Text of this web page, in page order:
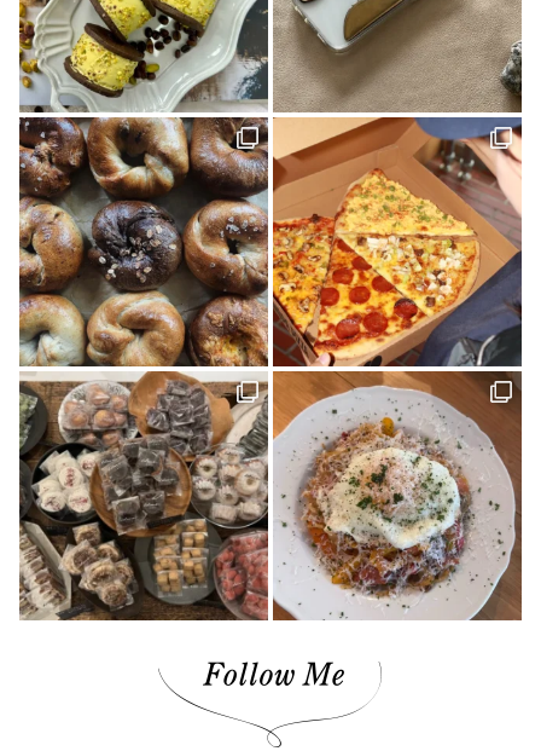
スケジュール帳(1)
Sugomoru. 白石建設工業株式会社(1)
コラボ商品(2)
平岡 宏幸さん(1)
シンガーソングライター(1)
しまなみを巡るたび(2)
ケンブン(16)
大喫茶展(1) 外国人(1) SNAP(1)
松山(2)
ナガオカケンメイ(1)
きみとバンド(1) 花菖蒲(1) イベント(27)
手帳(1)
新日本建設 株式会社(1)
カリーゴッドスパイス(2)
母の日(1)
ちゃんゆ胃(1)
今治(2) マルシャ(6) 愛媛イベント(2)
ランチ(3)
マチボン高知(1)
Story of cheesecake.(1) マリメッコ(1)
介護(2)
西予(1)
山の学び舎 古岩屋(1) KURASU(1)
ジビエ料理(1)
スパイス探訪(2)
ギフト(3)
タグを削除: YODOSENサポーター YODOSENサポーター(1)
ほわいとファーム(4)
マルシェ(9) 隠れ家カフェ(1)
MACCHI(1)
愛媛のイイモノを探しに！(2)
石本藤雄(1) 愛媛県(1)
ヒロ建設工業(4)
岡村島(3)
民藝(3) アーキテクト工房 Pure(2)
素敵な暮らしを訪ねて(1)
プレゼント(1)
予土線(1) アイス(1) VOL.09(2)
パン屋(2)
mayudama(1)
大洲市(1) 砥部焼(2)
愛媛社会福祉協議会(1)
愛媛デザイナーズハウス(9)
今治市(3) 観光(4) 先進医療(1)
VOL.06(1)
本(7)
予土線駅前マルシェ(1) アイスクリーム(1) 80年代(2)
第二弾(2)
おそとごはん(1)
大街道(1) forkids(1)
福祉(1)
技と心でつくるみかんジュース(1)
愛媛さくらひめシリーズ(1)
歴史(2)
cocochi 藤岡萬建設(1)
内原 由季さん(1) 本の轍(7)
佐田岬半島(1)
スイーツ(4)
昭和レトロ(2) 店(1) マチボン for kids vol.02(1)
工芸(1)
お弁当(1)
みかん(1) 濵田農園(1) 日本酒(1)
グランピング(1)